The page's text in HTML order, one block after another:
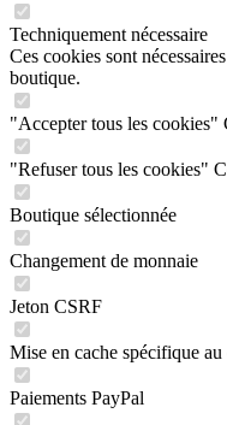
Techniquement nécessaire
Ces cookies sont
boutique.
"Accepter tous les cookies"
"Refuser tous les cookies"
Boutique sélectionnée
Changement de monnaie
Jeton CSRF
Mise en cache spécifique
Paiements PayPal